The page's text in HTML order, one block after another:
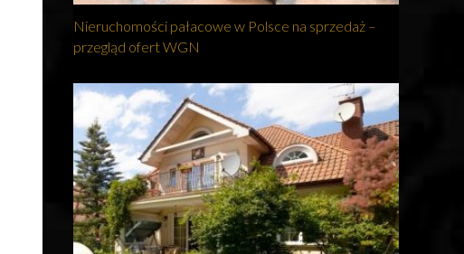
Nieruchomości pałacowe w Polsce na sprzedaż –
przegląd ofert WGN